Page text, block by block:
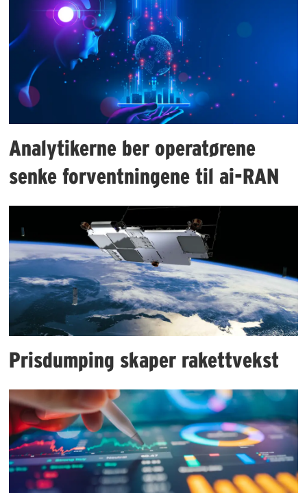
Analytikerne ber operatørene
senke forventningene til ai-RAN
Prisdumping skaper rakettvekst